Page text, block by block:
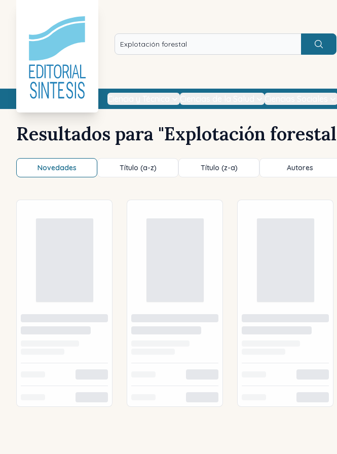
Buscar
Resultados para "Explotación forestal
Novedades Título (a-z) Título (z-a) Autores